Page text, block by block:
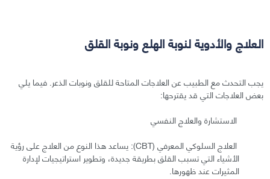
العلاج والأدوية لنوبة الهلع ونوبة القلق
يجب التحدث مع الطبيب عن العلاجات المتاحة للقلق ونوبات الذعر. فيما يلي
بعض العلاجات التي قد يقترحها:
الاستشارة والعلاج النفسي
العلاج السلوكي المعرفي (CBT): يساعد هذا النوع من العلاج على رؤية
الأشياء التي تسبب القلق بطريقة جديدة، وتطوير استراتيجيات لإدارة
المثيرات عند ظهورها.